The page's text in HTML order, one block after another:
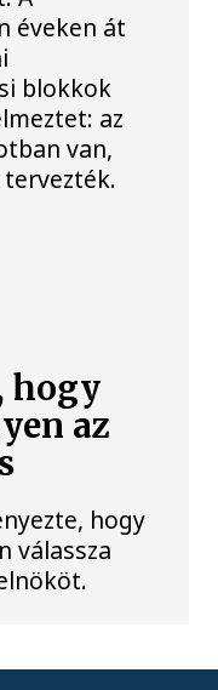
éveken át
blokkok
az
van,
hogy
az
hogy
válassza